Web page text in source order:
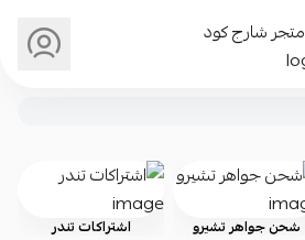
شارج كود
شحن جواهر تشيرو اشتراكات تندر